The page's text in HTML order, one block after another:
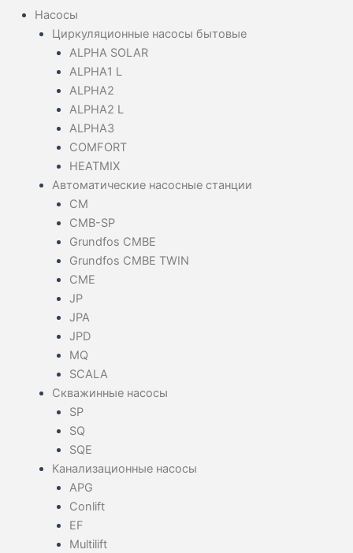
Насосы
Циркуляционные насосы бытовые
ALPHA SOLAR
ALPHA1 L
ALPHA2
ALPHA2 L
ALPHA3
COMFORT
HEATMIX
Автоматические насосные станции
CM
CMB-SP
Grundfos CMBE
Grundfos CMBE TWIN
CME
JP
JPA
JPD
MQ
SCALA
Скважинные насосы
SP
SQ
SQE
Канализационные насосы
APG
Conlift
EF
Multilift